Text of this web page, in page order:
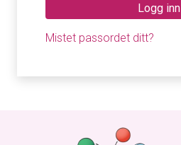
Logg inn
Mistet passordet ditt?